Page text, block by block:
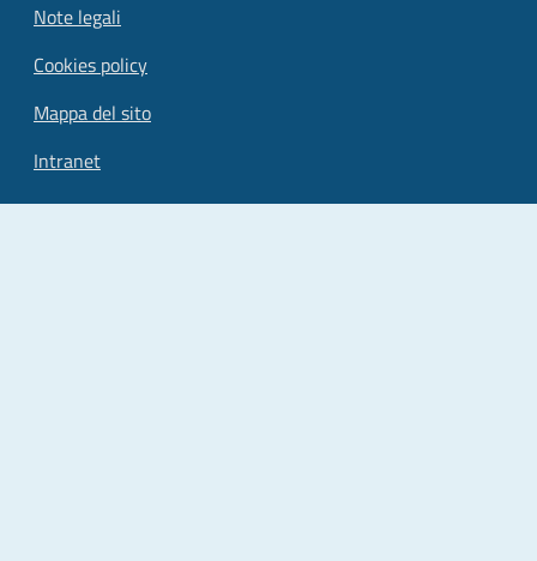
Note legali
Cookies policy
Mappa del sito
Intranet